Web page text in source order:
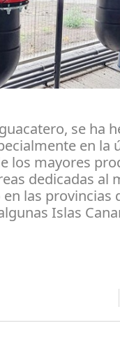
se ha
en la
los mayores
dedicadas al
las provincias
Islas